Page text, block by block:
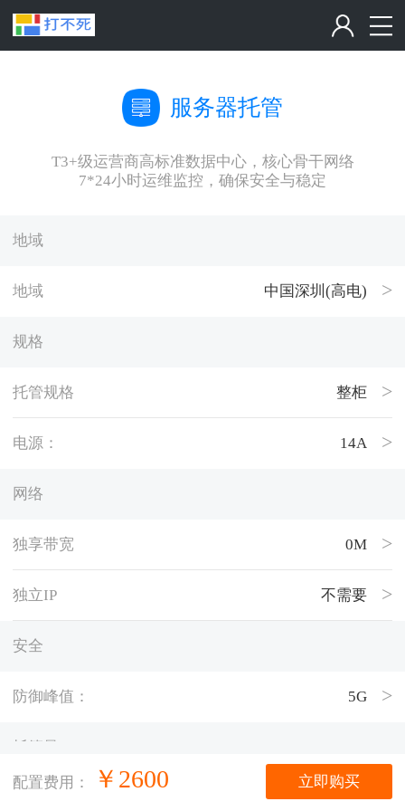
配置费用： ￥ 2600 立即购买
服务器托管
T3+级运营商高标准数据中心，核心骨干网络
7*24小时运维监控，确保安全与稳定
地域
地域 中国深圳(高电)
规格
托管规格 整柜
电源： 14A
网络
独享带宽 0M
独立IP 不需要
安全
防御峰值： 5G
托管量
1个月